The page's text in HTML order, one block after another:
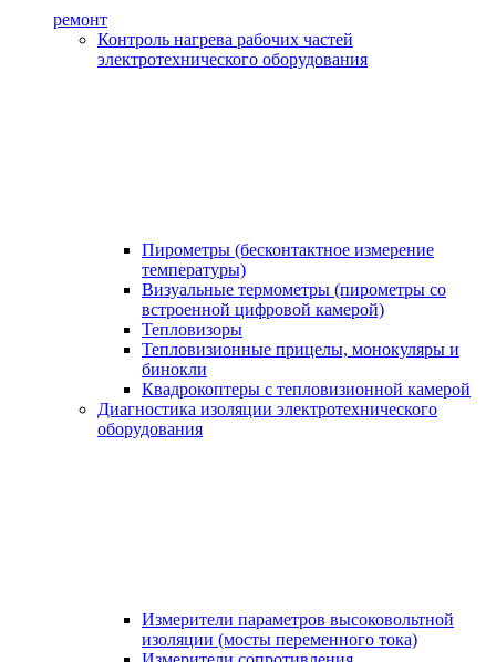
ремонт
Контроль нагрева рабочих частей
электротехнического оборудования
Пирометры (бесконтактное измерение
температуры)
Визуальные термометры (пирометры со
встроенной цифровой камерой)
Тепловизоры
Тепловизионные прицелы, монокуляры и
бинокли
Квадрокоптеры с тепловизионной камерой
Диагностика изоляции электротехнического
оборудования
Измерители параметров высоковольтной
изоляции (мосты переменного тока)